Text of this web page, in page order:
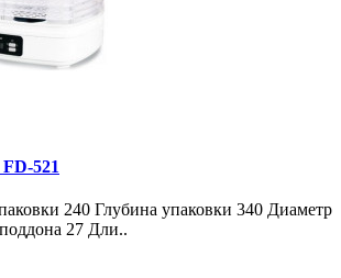
521
240 Глубина упаковки 340 Диаметр
27 Дли..